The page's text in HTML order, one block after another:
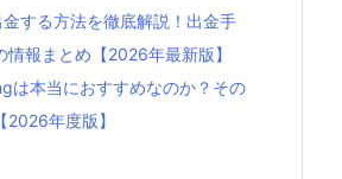
する方法を徹底解説！出金手
報まとめ【2026年最新版】
は本当におすすめなのか？その
年度版】